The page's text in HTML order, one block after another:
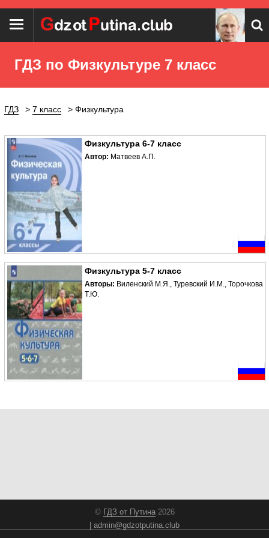
ГДЗ по Физкультуре 7 класс
ГДЗ 7 класс Физкультура
Физкультура 6-7 класс
Автор: Матвеев А.П.
Физкультура 5-7 класс
Авторы: Виленский М.Я., Туревский И.М., Торочкова
Т.Ю.
© ГДЗ от Путина2026
admin@gdzotputina.club